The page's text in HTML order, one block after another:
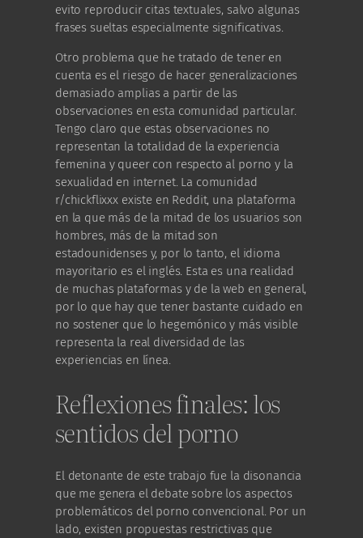
evito reproducir citas textuales, salvo algunas
frases sueltas especialmente significativas.
Otro problema que he tratado de tener en
cuenta es el riesgo de hacer generalizaciones
demasiado amplias a partir de las
observaciones en esta comunidad particular.
Tengo claro que estas observaciones no
representan la totalidad de la experiencia
femenina y queer con respecto al porno y la
sexualidad en internet. La comunidad
r/chickflixxx existe en Reddit, una plataforma
en la que más de la mitad de los usuarios son
hombres, más de la mitad son
estadounidenses y, por lo tanto, el idioma
mayoritario es el inglés. Esta es una realidad
de muchas plataformas y de la web en general,
por lo que hay que tener bastante cuidado en
no sostener que lo hegemónico y más visible
representa la real diversidad de las
experiencias en línea.
Reflexiones finales: los
sentidos del porno
El detonante de este trabajo fue la disonancia
que me genera el debate sobre los aspectos
problemáticos del porno convencional. Por un
lado, existen propuestas restrictivas que